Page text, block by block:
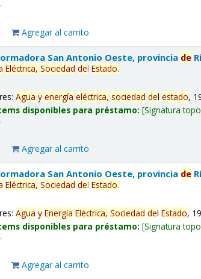
Agregar al carrito
San Antonio Oeste, provincia de
Eléctrica, Sociedad delEstado.
Agua y energía eléctrica, sociedad delestado,
disponibles para préstamo: Signatura
Agregar al carrito
San Antonio Oeste, provincia de
Eléctrica, Sociedad delEstado.
Agua y Energía Eléctrica, Sociedad delEstado,
disponibles para préstamo: Signatura
Agregar al carrito